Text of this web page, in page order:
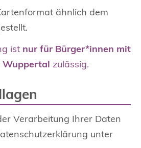
ähnlich dem
ist nur für Bürger*innen mit
zulässig.
Verarbeitung Ihrer Daten
unter